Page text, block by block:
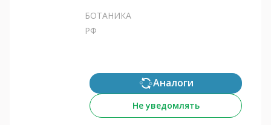
БОТАНИКА
РФ
Аналоги
Не уведомлять